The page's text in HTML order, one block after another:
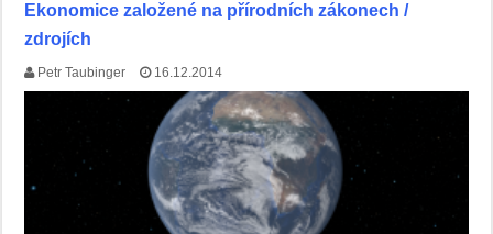
Ekonomice založené na přírodních zákonech /
zdrojích
Petr Taubinger 16.12.2014